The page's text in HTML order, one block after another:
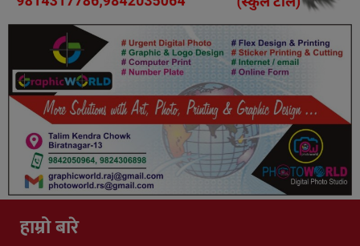
हाम्रो बारे